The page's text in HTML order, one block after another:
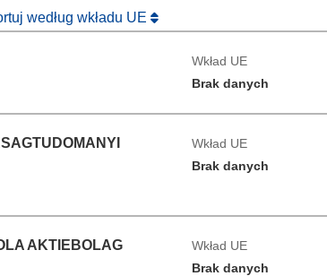
według wkładu UE
Wkład UE
Brak danych
Wkład UE
Brak danych
AKTIEBOLAG
Wkład UE
Brak danych